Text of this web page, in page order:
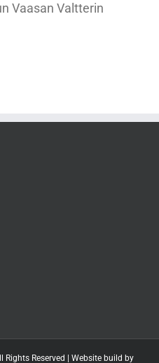
Vaasan Valtterin
Reserved | Website build by